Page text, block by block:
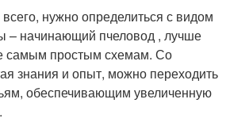
нужно определиться с видом
– начинающий пчеловод , лучше
самым простым схемам. Со
знания и опыт, можно переходить
обеспечивающим увеличенную